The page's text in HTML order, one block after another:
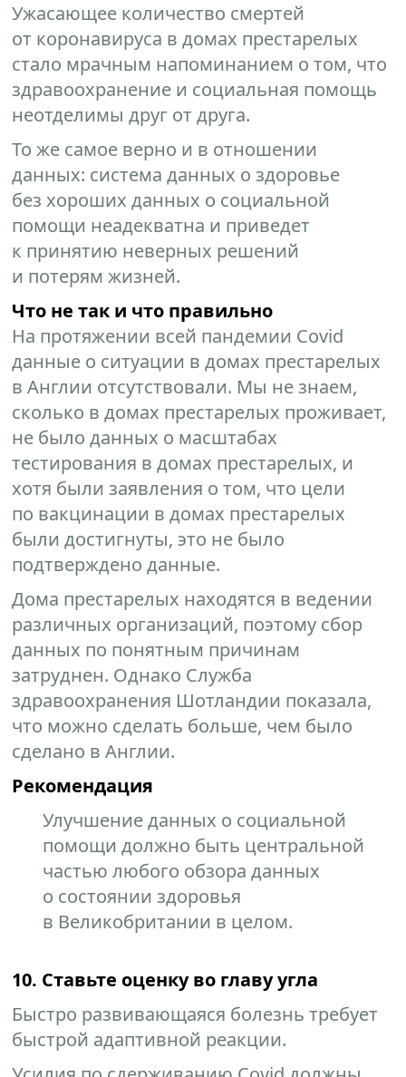
Ужасающее количество смертей
от коронавируса в домах престарелых
стало мрачным напоминанием о том, что
здравоохранение и социальная помощь
неотделимы друг от друга.
То же самое верно и в отношении
данных: система данных о здоровье
без хороших данных о социальной
помощи неадекватна и приведет
к принятию неверных решений
и потерям жизней.
Что не так и что правильно
На протяжении всей пандемии Covid
данные о ситуации в домах престарелых
в Англии отсутствовали. Мы не знаем,
сколько в домах престарелых проживает,
не было данных о масштабах
тестирования в домах престарелых, и
хотя были заявления о том, что цели
по вакцинации в домах престарелых
были достигнуты, это не было
подтверждено данные.
Дома престарелых находятся в ведении
различных организаций, поэтому сбор
данных по понятным причинам
затруднен. Однако Служба
здравоохранения Шотландии показала,
что можно сделать больше, чем было
сделано в Англии.
Рекомендация
Улучшение данных о социальной
помощи должно быть центральной
частью любого обзора данных
о состоянии здоровья
в Великобритании в целом.
10. Ставьте оценку во главу угла
Быстро развивающаяся болезнь требует
быстрой адаптивной реакции.